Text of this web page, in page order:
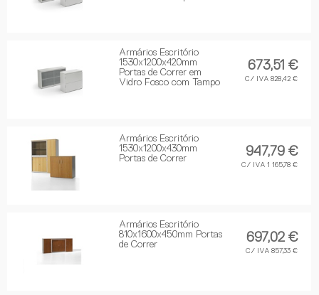
Armários Escritório
1530x1200x420mm
Portas de Correr em
Vidro Fosco com Tampo
673,51 €
C/ IVA 828,42 €
Armários Escritório
1530x1200x430mm
Portas de Correr
947,79 €
C/ IVA 1 165,78 €
Armários Escritório
810x1600x450mm Portas
de Correr
697,02 €
C/ IVA 857,33 €